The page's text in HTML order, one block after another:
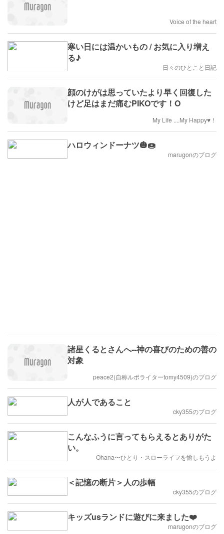
Voice of the heart
寒い日には温かいもの / お気に入り増え
る♪
日々のひとこと日記
顔のけがは思っていたより早く回復した
けど足はまだ痛むPIKOです！O
My Life ....My Happy♥！
ハロウィンドーナツ🎃🍩
marugonのブログ
諸星くるとさんへ--神の喜びのための善の
対象
peace2(自称ルポライターtomy4509)のブログ
人が人であること
cky355のブログ
こんなふうに言ってもらえるとありがた
い。
Ohana〜ひとり・スローライフを愉しもうよ
＜記憶の断片＞人の歩幅
cky355のブログ
キッズusランドに遊びに来ました❤️
marugonのブログ